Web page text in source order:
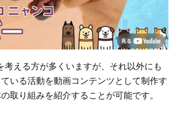
考える方が多くいますが、それ以外にも
いる活動を動画コンテンツとして制作す
取り組みを紹介することが可能です。